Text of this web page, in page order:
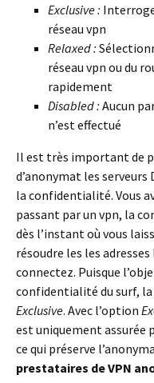
Exclusive :
réseau vpn
Relaxed :
réseau vpn ou du
rapidement
Disabled : Aucun
n’est effectué
Il est très important de
d’anonymat les
la confidentialité. Vous
passant par un vpn, la
dès l’instant où vous
résoudre les les
connectez. Puisque
confidentialité du surf,
Exclusive. Avec l’option
est uniquement assurée
ce qui préserve
prestataires de VPN